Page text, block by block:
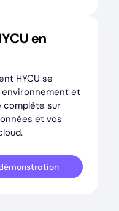
en
HYCU se
et
sur
et vos